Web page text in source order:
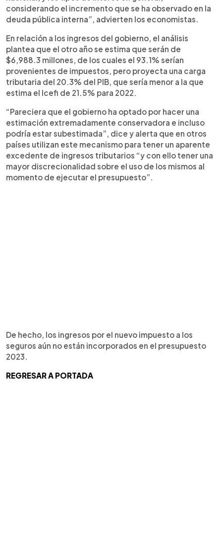
considerando el incremento que se ha observado en la
deuda pública interna”, advierten los economistas.
En relación a los ingresos del gobierno, el análisis
plantea que el otro año se estima que serán de
$6,988.3 millones, de los cuales el 93.1% serían
provenientes de impuestos, pero proyecta una carga
tributaria del 20.3% del PIB, que sería menor a la que
estima el Icefi de 21.5% para 2022.
“Pareciera que el gobierno ha optado por hacer una
estimación extremadamente conservadora e incluso
podría estar subestimada”, dice y alerta que en otros
países utilizan este mecanismo para tener un aparente
excedente de ingresos tributarios “y con ello tener una
mayor discrecionalidad sobre el uso de los mismos al
momento de ejecutar el presupuesto”.
De hecho, los ingresos por el nuevo impuesto a los
seguros aún no están incorporados en el presupuesto
2023.
REGRESAR A PORTADA